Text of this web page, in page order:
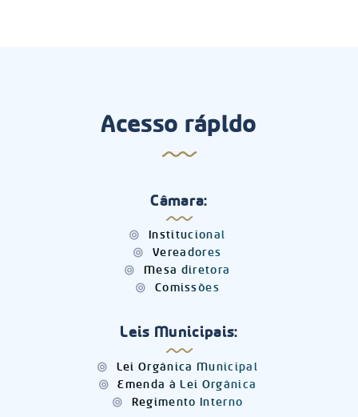
Acesso rápido
Câmara:
Institucional
Vereadores
Mesa diretora
Comissões
Leis Municipais:
Lei Orgânica Municipal
Emenda à Lei Orgânica
Regimento Interno